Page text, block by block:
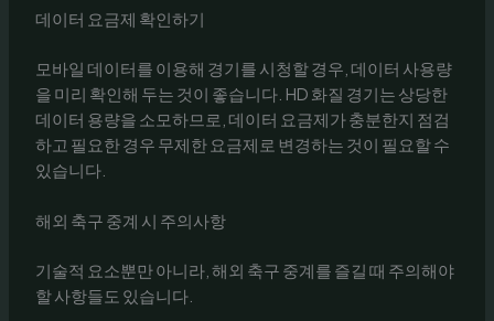
데이터 요금제 확인하기
모바일 데이터를 이용해 경기를 시청할 경우, 데이터 사용량
을 미리 확인해 두는 것이 좋습니다. HD 화질 경기는 상당한
데이터 용량을 소모하므로, 데이터 요금제가 충분한지 점검
하고 필요한 경우 무제한 요금제로 변경하는 것이 필요할 수
있습니다.
해외 축구 중계 시 주의사항
기술적 요소뿐만 아니라, 해외 축구 중계를 즐길 때 주의해야
할 사항들도 있습니다.